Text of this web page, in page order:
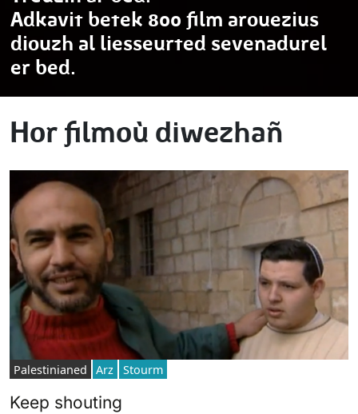
Adkavit betek 800 film arouezius
diouzh al liesseurted sevenadurel
er bed.
Hor filmoù diwezhañ
Palestinianed Arz Stourm
Keep shouting